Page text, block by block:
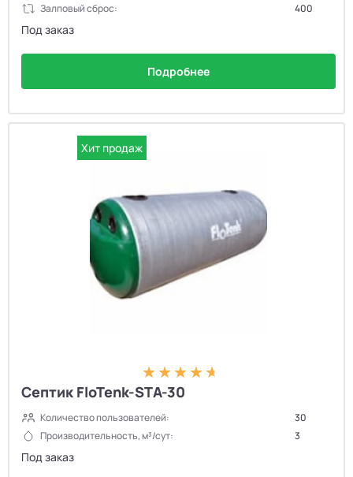
Залповый сброс:
400
Под заказ
Подробнее
Хит продаж
Септик FloTenk-STA-30
Количество пользователей:
30
Производительность, м³/сут:
3
Под заказ